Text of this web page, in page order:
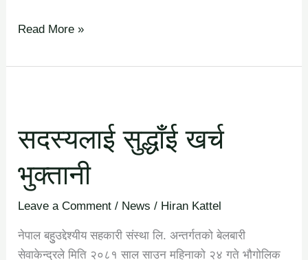
Read More »
सदस्यलाई सुद्धाँई खर्च
भुक्तानी
Leave a Comment / News / Hiran Kattel
नेपाल बहुुउद्देश्यीय सहकारी संस्था लि. अन्तर्गतको बेलबारी
सेवाकेन्द्रले मिति २०८१ साल साउन महिनाको २४ गते भौगोलिक
खर्च
भुक्तानी